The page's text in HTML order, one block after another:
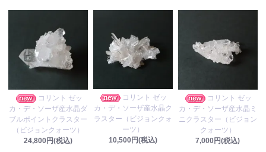
コリント ゼッ
カ・デ・ソーザ産水晶ダ
ブルポイントクラスター
（ビジョンクォーツ）
24,800円(税込)
コリント ゼッ
カ・デ・ソーザ産水晶ク
ラスター（ビジョンクォ
ーツ）
10,500円(税込)
コリント ゼッ
カ・デ・ソーザ産水晶ミ
ニクラスター（ビジョン
クォーツ）
7,000円(税込)